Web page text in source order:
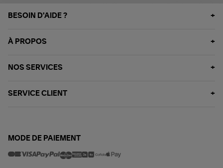
BESOIN D'AIDE ?
À PROPOS
NOS SERVICES
SERVICE CLIENT
MODE DE PAIEMENT